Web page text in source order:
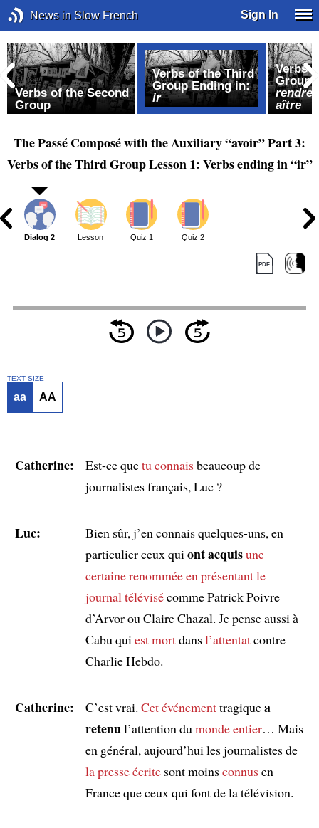
News in Slow French Sign In
Verbs of the Second
Group
Verbs of the Third
Group Ending in:
ir
Verbs
Group
aître
The Passé Composé with the Auxiliary “avoir” Part 3:
Verbs of the Third Group Lesson 1: Verbs ending in “ir”
Dialog 2 Lesson Quiz 1 Quiz 2
TEXT SIZE
aa AA
Catherine: Est-ce quetu connaisbeaucoup de
journalistes français, Luc ?
Luc:
Bien sûr, j’en connais quelques-uns, en
particulier ceux qui ont acquisune
certaine renomméeen présentantle
journal télévisécomme Patrick Poivre
d’Arvor ou Claire Chazal. Je pense aussi à
Cabu qui est mortdansl’attentatcontre
Charlie Hebdo.
Catherine: C’est vrai. Cet événementtragiquea
retenul’attention du monde entier… Mais
en général, aujourd’hui les journalistes de
la presse écritesont moinsconnusen
France que ceux qui font de la télévision.